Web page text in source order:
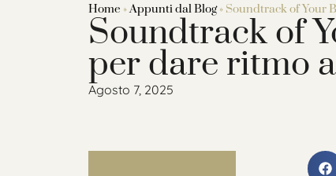
Home »Appunti dal Blog» Soundtrack of Your
Soundtrack of
per dare ritmo
Agosto 7, 2025